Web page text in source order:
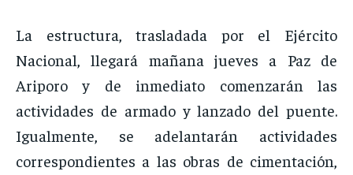
La estructura, trasladada por el Ejército
Nacional, llegará mañana jueves a Paz de
Ariporo y de inmediato comenzarán las
actividades de armado y lanzado del puente.
Igualmente, se adelantarán actividades
correspondientes a las obras de cimentación,